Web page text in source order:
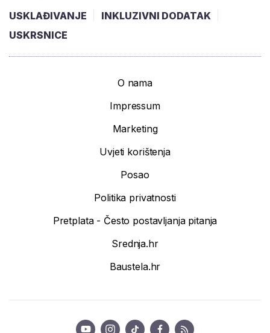
USKLAĐIVANJE
INKLUZIVNI DODATAK
USKRSNICE
O nama
Impressum
Marketing
Uvjeti korištenja
Posao
Politika privatnosti
Pretplata - Često postavljanja pitanja
Srednja.hr
Baustela.hr